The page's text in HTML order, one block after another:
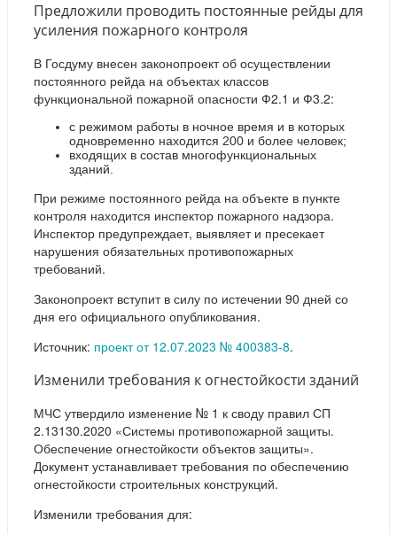
Предложили проводить постоянные рейды для
усиления пожарного контроля
В Госдуму внесен законопроект об осуществлении
постоянного рейда на объектах классов
функциональной пожарной опасности Ф2.1 и Ф3.2:
с режимом работы в ночное время и в которых
одновременно находится 200 и более человек;
входящих в состав многофункциональных
зданий.
При режиме постоянного рейда на объекте в пункте
контроля находится инспектор пожарного надзора.
Инспектор предупреждает, выявляет и пресекает
нарушения обязательных противопожарных
требований.
Законопроект вступит в силу по истечении 90 дней со
дня его официального опубликования.
Источник: проект от 12.07.2023 № 400383-8.
Изменили требования к огнестойкости зданий
МЧС утвердило изменение № 1 к своду правил СП
2.13130.2020 «Системы противопожарной защиты.
Обеспечение огнестойкости объектов защиты».
Документ устанавливает требования по обеспечению
огнестойкости строительных конструкций.
Изменили требования для: